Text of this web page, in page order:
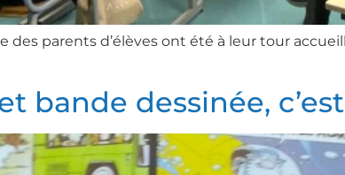
des parents d’élèves ont été à leur tour
bande dessinée,